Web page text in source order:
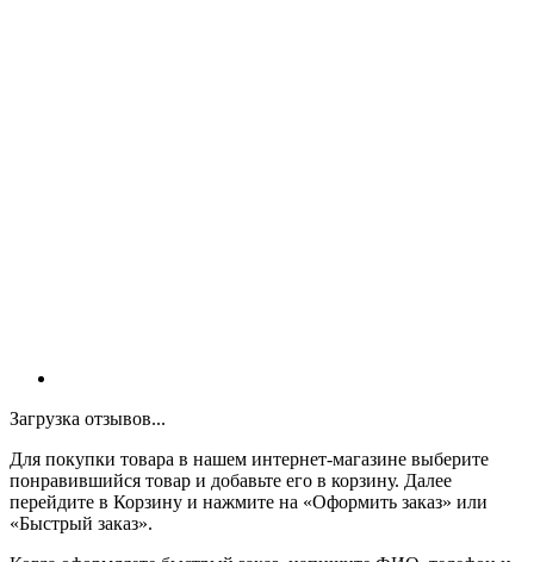
Загрузка отзывов...
Для покупки товара в нашем интернет-магазине выберите
понравившийся товар и добавьте его в корзину. Далее
перейдите в Корзину и нажмите на «Оформить заказ» или
«Быстрый заказ».